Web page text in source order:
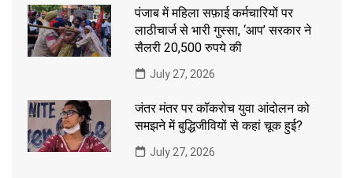
पंजाब में महिला सफ़ाई कर्मचारियों पर
लाठीचार्ज से भारी गुस्सा, ‘आप’ सरकार ने
सैलरी 20,500 रुपये की
July 27, 2026
जंतर मंतर पर कॉकरोच युवा आंदोलन को
समझने में बुद्धिजीवियों से कहां चूक हुई?
July 27, 2026